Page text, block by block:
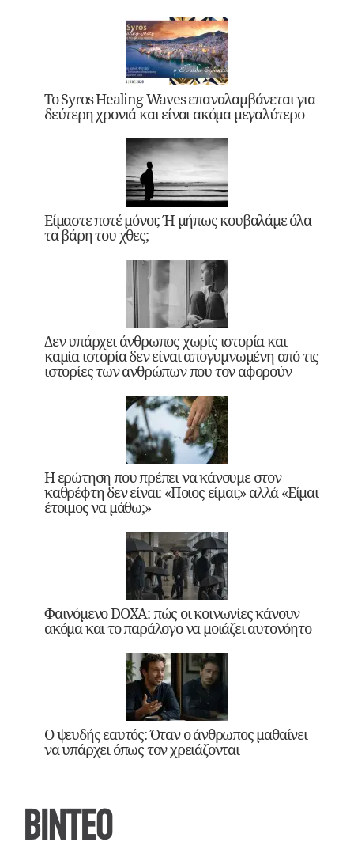
Το Syros Healing Waves επαναλαμβάνεται για
δεύτερη χρονιά και είναι ακόμα μεγαλύτερο
Είμαστε ποτέ μόνοι; Ή μήπως κουβαλάμε όλα
τα βάρη του χθες;
Δεν υπάρχει άνθρωπος χωρίς ιστορία και
καμία ιστορία δεν είναι απογυμνωμένη από τις
ιστορίες των ανθρώπων που τον αφορούν
Η ερώτηση που πρέπει να κάνουμε στον
καθρέφτη δεν είναι: «Ποιος είμαι;» αλλά «Είμαι
έτοιμος να μάθω;»
Φαινόμενο DOXA: πώς οι κοινωνίες κάνουν
ακόμα και το παράλογο να μοιάζει αυτονόητο
Ο ψευδής εαυτός: Όταν ο άνθρωπος μαθαίνει
να υπάρχει όπως τον χρειάζονται
ΒΙΝΤΕΟ